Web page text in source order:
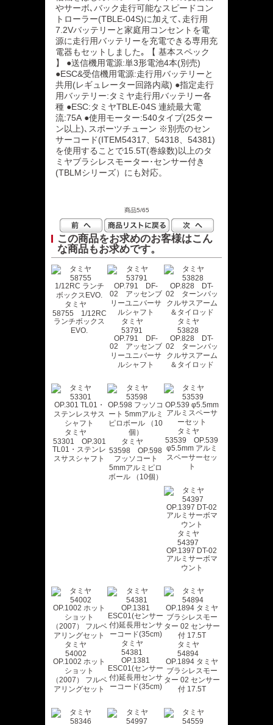
やサーボ､バック走行可能なスピードコン
トローラー(TBLE-04S)に加えて､走行用
7.2Vバッテリーと家庭用コンセントを電
源に走行用バッテリーを充電できる専用充
電器もセットしました｡ 【 基本スペック
】 ●送信機用電源:単3形電池4本(別売)
●ESC&受信機用電源:走行用バッテリーと
共用(レギュレーター回路内蔵) ●指定走行
用バッテリー:タミヤ走行用バッテリー各
種 ●ESC:タミヤTBLE-04S 連続最大電
流:75A ●使用モーター:540タイプ(25ター
ン以上)､スポーツチューン ※別売のセン
サーコード(ITEM54317、54318、54381)
を使用することで15.5T(巻線数)以上のタ
ミヤブラシレスモーター･センサー付き
(TBLMシリーズ）にも対応。
商品5/65
この商品をお求めのお客様はこん
な商品もお求めです。
タミヤ
58755 1/12RC
ランチボックス
EVO.
タミヤ
53791
OP.791 DF-
02 アッセンブ
リーユニバーサ
ルシャフト
タミヤ
53828
OP.828 DT-
02 ターンバッ
クルサスアーム
＆タイロッド
タミヤ
53301 OP.301
TL01・ステンレ
スサスシャフト
タミヤ
53598 OP.598
フッソコート
5mmアルミピロ
ボール （10個）
タミヤ
53539 OP.539
φ5.5mm アルミ
スペーサーセッ
ト
タミヤ
54397
OP.1397 DT-02
アルミサーボマ
ウント
タミヤ
54002
OP.1002 ホット
ショット
（2007） フルベ
アリングセット
タミヤ
54381
OP.1381
ESC01(センサー
付)延長用センサ
ーコード(35cm)
タミヤ
54894
OP.1894 タミヤ
ブラシレスモー
ター 02 センサー
付 17.5T